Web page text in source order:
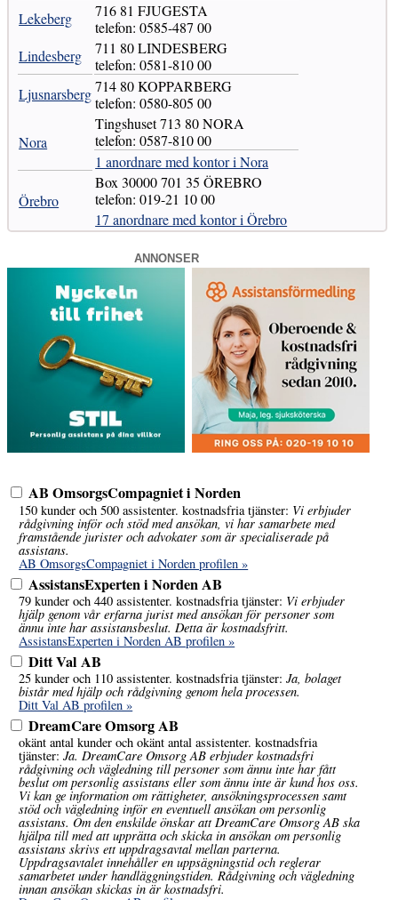
Lekeberg
716 81 FJUGESTA
telefon: 0585-487 00
Lindesberg
711 80 LINDESBERG
telefon: 0581-810 00
Ljusnarsberg714 80 KOPPARBERG
telefon: 0580-805 00
Nora
Tingshuset 713 80 NORA
telefon: 0587-810 00
1 anordnare med kontor i Nora
Örebro
Box 30000 701 35 ÖREBRO
telefon: 019-21 10 00
17 anordnare med kontor i Örebro
ANNONSER
AB OmsorgsCompagniet i Norden
150 kunder och 500 assistenter. kostnadsfria tjänster: Vi erbjuder
rådgivning inför och stöd med ansökan, vi har samarbete med
framstående jurister och advokater som är specialiserade på
assistans.
AB OmsorgsCompagniet i Norden profilen »
AssistansExperten i Norden AB
79 kunder och 440 assistenter. kostnadsfria tjänster: Vi erbjuder
hjälp genom vår erfarna jurist med ansökan för personer som
ännu inte har assistansbeslut. Detta är kostnadsfritt.
AssistansExperten i Norden AB profilen »
Ditt Val AB
25 kunder och 110 assistenter. kostnadsfria tjänster:Ja, bolaget
bistår med hjälp och rådgivning genom hela processen.
Ditt Val AB profilen »
DreamCare Omsorg AB
okänt antal kunder och okänt antal assistenter. kostnadsfria
tjänster:Ja. DreamCare Omsorg AB erbjuder kostnadsfri
rådgivning och vägledning till personer som ännu inte har fått
beslut om personlig assistans eller som ännu inte är kund hos oss.
Vi kan ge information om rättigheter, ansökningsprocessen samt
stöd och vägledning inför en eventuell ansökan om personlig
assistans. Om den enskilde önskar att DreamCare Omsorg AB ska
hjälpa till med att upprätta och skicka in ansökan om personlig
assistans skrivs ett uppdragsavtal mellan parterna.
Uppdragsavtalet innehåller en uppsägningstid och reglerar
samarbetet under handläggningstiden. Rådgivning och vägledning
innan ansökan skickas in är kostnadsfri.